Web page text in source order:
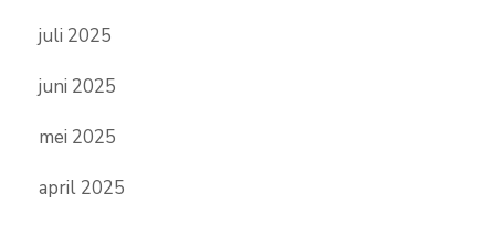
juli 2025
juni 2025
mei 2025
april 2025